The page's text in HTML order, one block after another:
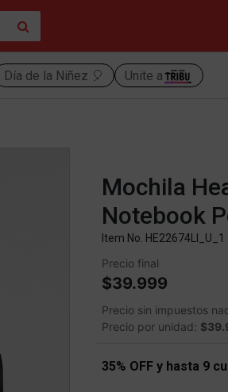
Día de la Niñez 🎈 Unite a
Mochila
Notebook
Item No. HE22674LI_U_1
Precio final
$39.999
Precio sin impuestos
Precio por unidad:
35% OFF y hasta 9